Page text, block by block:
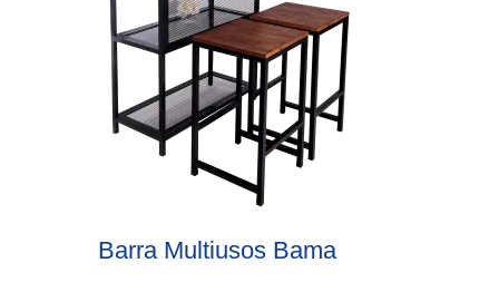
Barra Multiusos Bama